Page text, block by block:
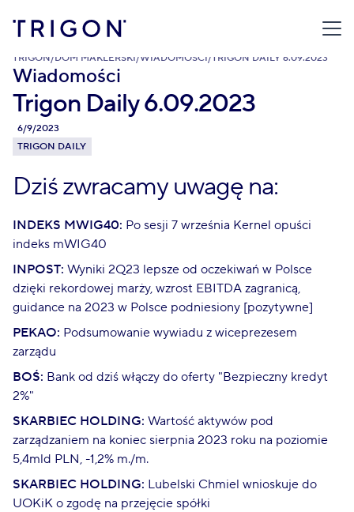
TRIGON/DOM MAKLERSKI/WIADOMOŚCI/ TRIGON DAILY 6.09.2023
Wiadomości
Trigon Daily 6.09.2023
6/9/2023
TRIGON DAILY
Dziś zwracamy uwagę na:
INDEKS MWIG40: Po sesji 7 września Kernel opuści
indeks mWIG40
INPOST: Wyniki 2Q23 lepsze od oczekiwań w Polsce
dzięki rekordowej marży, wzrost EBITDA zagranicą,
guidance na 2023 w Polsce podniesiony [pozytywne]
PEKAO: Podsumowanie wywiadu z wiceprezesem
zarządu
BOŚ: Bank od dziś włączy do oferty "Bezpieczny kredyt
2%"
SKARBIEC HOLDING: Wartość aktywów pod
zarządzaniem na koniec sierpnia 2023 roku na poziomie
5,4mld PLN, -1,2% m./m.
SKARBIEC HOLDING: Lubelski Chmiel wnioskuje do
UOKiK o zgodę na przejęcie spółki